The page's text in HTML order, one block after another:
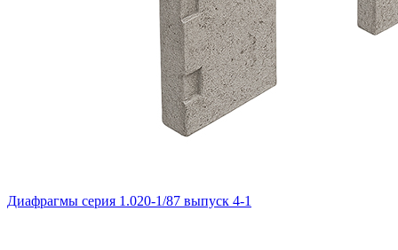
Диафрагмы серия 1.020-1/87 выпуск 4-1